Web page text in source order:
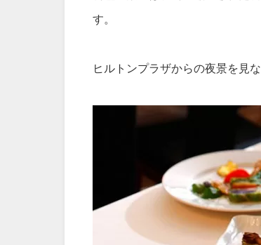
す。
ヒルトンプラザからの夜景を見